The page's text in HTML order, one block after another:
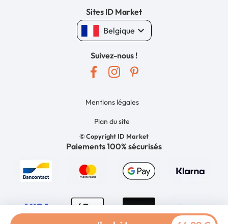
Sites ID Market
Belgique keyboard_arrow_down
Suivez-nous !
© Copyright ID Market
Mentions légales
Plan du site
Paiements 100% sécurisés